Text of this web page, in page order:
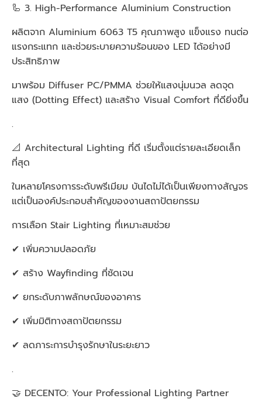
🦾 3. High-Performance Aluminium Construction
ผลิตจาก Aluminium 6063 T5 คุณภาพสูง แข็งแรง ทนต่อ
แรงกระแทก และช่วยระบายความร้อนของ LED ได้อย่างมี
ประสิทธิภาพ
มาพร้อม Diffuser PC/PMMA ช่วยให้แสงนุ่มนวล ลดจุด
แสง (Dotting Effect) และสร้าง Visual Comfort ที่ดียิ่งขึ้น
.
📐 Architectural Lighting ที่ดี เริ่มตั้งแต่รายละเอียดเล็ก
ที่สุด
ในหลายโครงการระดับพรีเมียม บันไดไม่ได้เป็นเพียงทางสัญจร
แต่เป็นองค์ประกอบสำคัญของงานสถาปัตยกรรม
การเลือก Stair Lighting ที่เหมาะสมช่วย
✔ เพิ่มความปลอดภัย
✔ สร้าง Wayfinding ที่ชัดเจน
✔ ยกระดับภาพลักษณ์ของอาคาร
✔ เพิ่มมิติทางสถาปัตยกรรม
✔ ลดภาระการบำรุงรักษาในระยะยาว
.
🤝 DECENTO: Your Professional Lighting Partner